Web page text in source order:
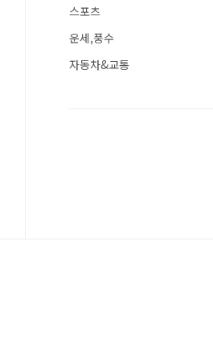
스포츠
운세,풍수
자동차&교통